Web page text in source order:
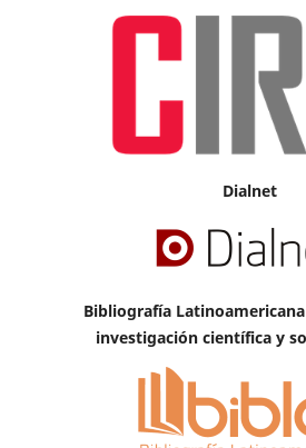
Dialnet
Bibliografía
investigación científica y